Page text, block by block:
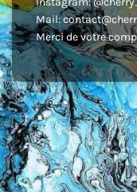
Mail:
Merci de votre